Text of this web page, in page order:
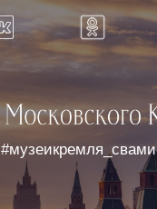
#музеикремля_свами